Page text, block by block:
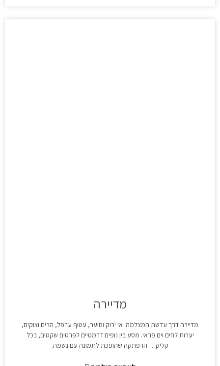
מדיירה
מדיירה דרך עדשת המצלמה. אי ירוק וסוער, עטוף ערפל, הרים וצוקים,
יערות לחים וים פראי. מסע בין נופים דרמטיים לפרטים שקטים, בכל
קליק… הרפתקה שהופכת לתמונה עם נשמה.